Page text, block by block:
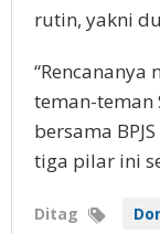
rutin, yakni
teman-teman
bersama
tiga pilar ini
Ditag